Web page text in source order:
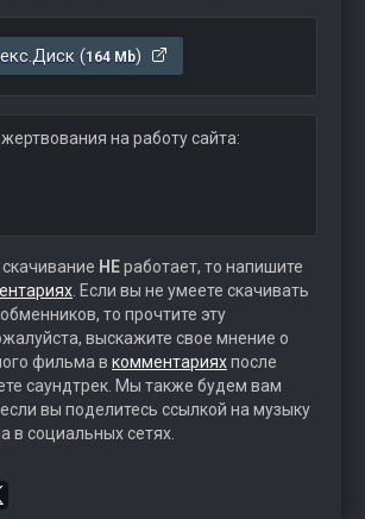
(164 Mb)
на работу сайта:
НЕработает, то напишите
. Если вы не умеете скачивать
то прочтите эту
выскажите свое мнение о
фильма в комментарияхпосле
саундтрек. Мы также будем вам
вы поделитесь ссылкой на музыку
в социальных сетях.